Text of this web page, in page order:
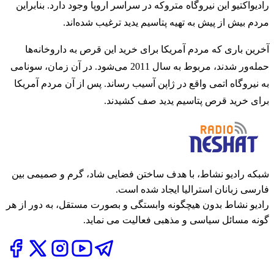
رادیواکتیو این نیروگاه متروکه در سراسر اروپا وجود دارد. بنابراین
مردم بیش از پیش به تهیه پتاسیم یدید ترغیب شده‌اند.
آخرین باری که مردم آمریکا برای خرید این قرص به داروخانه‌ها
حمله‌ور شدند، مربوط به سال 2011 می‌شود. در آن زمان، سونامی
به نیروگاه اتمی واقع در ژاپن آسیب رساند. پس از آن مردم آمریکا
برای خرید قرص پتاسیم یدید صف کشیدند.
شبکه رادیو نشاط، با هدف ساختن فضایی شاد، گرم و صمیمی بین
فارسی زبانان استرالیا ایجاد شده است.
رادیو نشاط بدون هیچگونه وابستگی و بصورت مستقل، به دور از هر
گونه مسائل سیاسی و مذهبی فعالیت می نماید.